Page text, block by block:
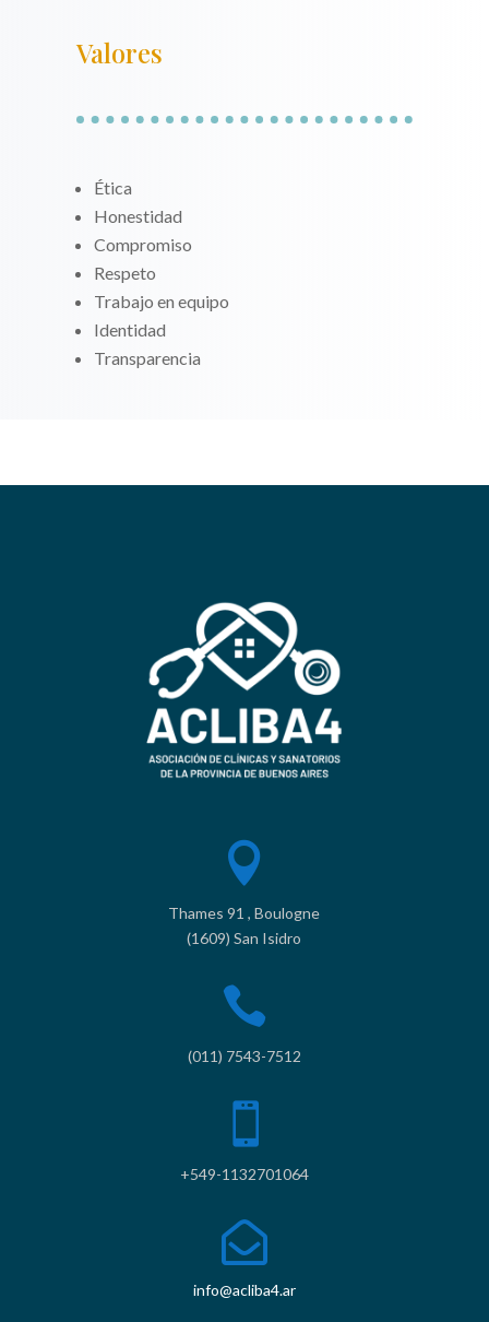
Valores
Ética
Honestidad
Compromiso
Respeto
Trabajo en equipo
Identidad
Transparencia

Thames 91 , Boulogne
(1609) San Isidro

(011) 7543-7512

+549-1132701064

info@acliba4.ar